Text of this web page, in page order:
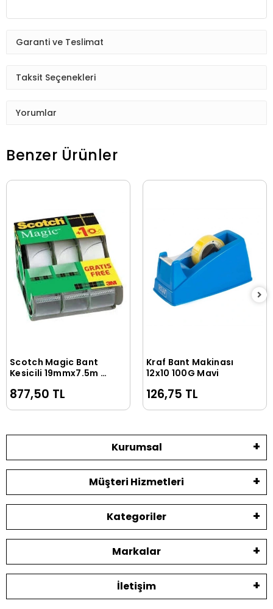
Garanti ve Teslimat
Taksit Seçenekleri
Yorumlar
Benzer Ürünler
Sepete Ekle
Scotch Magic Bant
Kesicili 19mmx7.5m 3
877,50 TL
Sepete Ekle
Kraf Bant Makinası
12x10 100G Mavi
126,75 TL
Kurumsal
Müşteri Hizmetleri
Kategoriler
Markalar
İletişim